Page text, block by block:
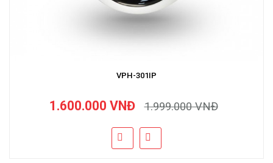
VPH-301IP
1.600.000 VNĐ 1.999.000 VNĐ